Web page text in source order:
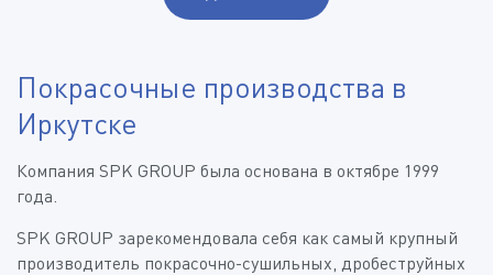
Покрасочные производства в
Иркутске
Компания SPK GROUP была основана в октябре 1999
года.
SPK GROUP зарекомендовала себя как самый крупный
производитель покрасочно-сушильных, дробеструйных